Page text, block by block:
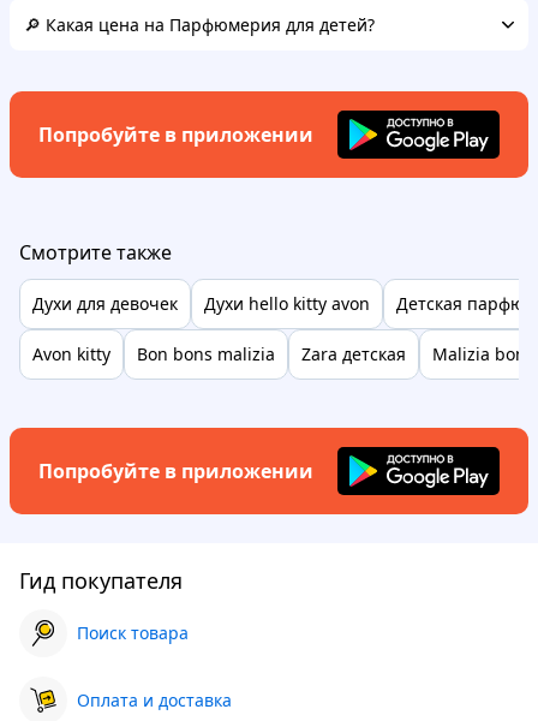
🔎 Какая цена на Парфюмерия для детей?
Попробуйте в приложении
Смотрите также
Духи для девочек Духи hello kitty avon Детская
Avon kitty Bon bons malizia Zara детская Malizia bon
Попробуйте в приложении
Гид покупателя
Поиск товара
Оплата и доставка